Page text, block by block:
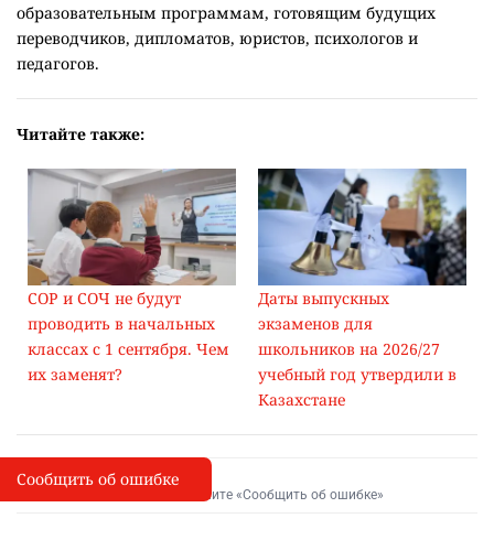
образовательным программам, готовящим будущих
переводчиков, дипломатов, юристов, психологов и
педагогов.
Читайте также:
СОР и СОЧ не будут
проводить в начальных
классах с 1 сентября. Чем
их заменят?
Даты выпускных
экзаменов для
школьников на 2026/27
учебный год утвердили в
Казахстане
I
Сообщить об опечатке
Выделите фрагмент и нажмите «Сообщить об ошибке»
Сообщить об ошибке